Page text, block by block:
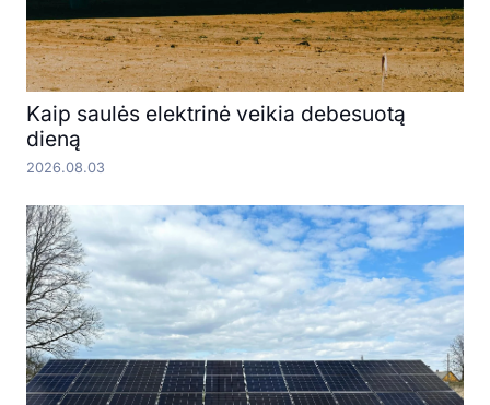
Kaip saulės elektrinė veikia debesuotą
dieną
2026.08.03